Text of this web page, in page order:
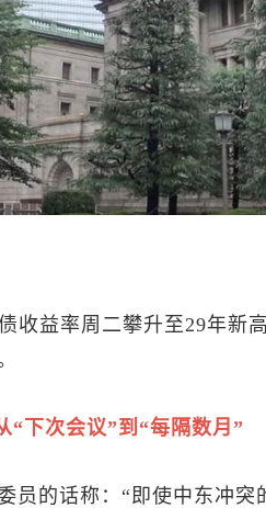
收益率周二攀升至29年新
“下次会议”到“每隔数月”
员的话称：“即使中东冲